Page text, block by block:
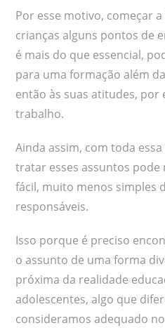
Por esse motivo, começar
crianças alguns pontos de
é mais do que essencial,
para uma formação além
então às suas atitudes, por
trabalho.
Ainda assim, com toda
tratar esses assuntos pode
fácil, muito menos simples
responsáveis.
Isso porque é preciso
o assunto de uma forma
próxima da realidade
adolescentes, algo que
consideramos adequado